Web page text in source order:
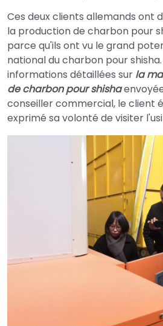
Ces deux clients allemands ont
la production de charbon pour
parce qu'ils ont vu le grand
national du charbon pour
informations détaillées sur la
de charbon pour shisha
conseiller commercial, le client
exprimé sa volonté de visiter